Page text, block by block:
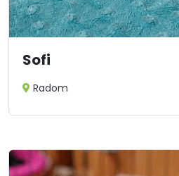
Sofi
Radom